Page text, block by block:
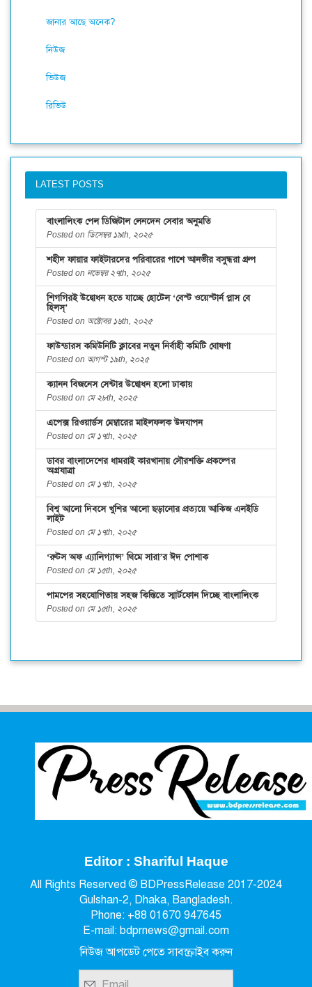
জানার আছে অনেক?
নিউজ
ভিউজ
রিভিউ
LATEST POSTS
বাংলালিংক পেল ডিজিটাল লেনদেন সেবার অনুমতি
Posted on ডিসেম্বর ১৯th, ২০২৫
শহীদ ফায়ার ফাইটারদের পরিবারের পাশে আনভীর বসুন্ধরা গ্রুপ
Posted on নভেম্বর ২৭th, ২০২৫
শিগগিরই উদ্বোধন হতে যাচ্ছে হোটেল ‘বেস্ট ওয়েস্টার্ন প্লাস বে
হিলস্’
Posted on অক্টোবর ১৬th, ২০২৫
ফাউন্ডারস কমিউনিটি ক্লাবের নতুন নির্বাহী কমিটি ঘোষণা
Posted on আগস্ট ১৯th, ২০২৫
ক্যানন বিজনেস সেন্টার উদ্বোধন হলো ঢাকায়
Posted on মে ২৮th, ২০২৫
এপেক্স রিওয়ার্ডস মেম্বারের মাইলফলক উদযাপন
Posted on মে ১৭th, ২০২৫
ডাবর বাংলাদেশের ধামরাই কারখানায় সৌরশক্তি প্রকল্পের
অগ্রযাত্রা
Posted on মে ১৭th, ২০২৫
বিশ্ব আলো দিবসে খুশির আলো ছড়ানোর প্রত্যয়ে আকিজ এলইডি
লাইট
Posted on মে ১৭th, ২০২৫
‘রুটস অফ এ্যালিগ্যান্স’ থিমে সারা’র ঈদ পোশাক
Posted on মে ১৫th, ২০২৫
পামপের সহযোগিতায় সহজ কিস্তিতে স্মার্টফোন দিচ্ছে বাংলালিংক
Posted on মে ১৫th, ২০২৫
Editor : Shariful Haque
All Rights Reserved © BDPressRelease 2017-2024
Gulshan-2, Dhaka, Bangladesh.
Phone: +88 01670 947645
E-mail: bdprnews@gmail.com
নিউজ আপডেট পেতে সাবস্ক্রাইব করুন